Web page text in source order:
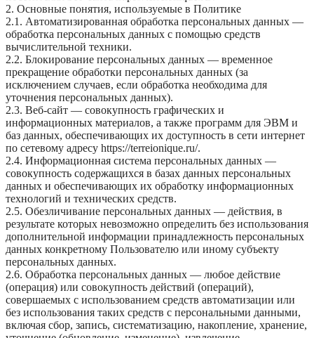
2. Основные понятия, используемые в Политике
2.1. Автоматизированная обработка персональных данных —
обработка персональных данных с помощью средств
вычислительной техники.
2.2. Блокирование персональных данных — временное
прекращение обработки персональных данных (за
исключением случаев, если обработка необходима для
уточнения персональных данных).
2.3. Веб-сайт — совокупность графических и
информационных материалов, а также программ для ЭВМ и
баз данных, обеспечивающих их доступность в сети интернет
по сетевому адресу https://terreionique.ru/.
2.4. Информационная система персональных данных —
совокупность содержащихся в базах данных персональных
данных и обеспечивающих их обработку информационных
технологий и технических средств.
2.5. Обезличивание персональных данных — действия, в
результате которых невозможно определить без использования
дополнительной информации принадлежность персональных
данных конкретному Пользователю или иному субъекту
персональных данных.
2.6. Обработка персональных данных — любое действие
(операция) или совокупность действий (операций),
совершаемых с использованием средств автоматизации или
без использования таких средств с персональными данными,
включая сбор, запись, систематизацию, накопление, хранение,